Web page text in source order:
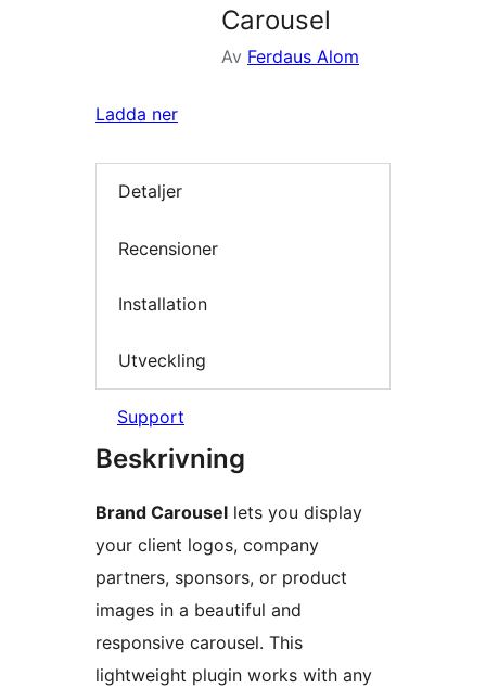
Carousel
Av Ferdaus Alom
Ladda ner
Detaljer
Recensioner
Installation
Utveckling
Support
Beskrivning
Brand Carousel lets you display
your client logos, company
partners, sponsors, or product
images in a beautiful and
responsive carousel. This
lightweight plugin works with any